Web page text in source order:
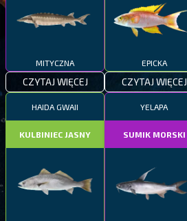
MITYCZNA
CZYTAJ WIĘCEJ
EPICKA
CZYTAJ WIĘCEJ
HAIDA GWAII
KULBINIEC JASNY
YELAPA
SUMIK MORSKI